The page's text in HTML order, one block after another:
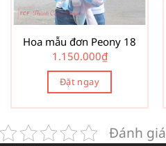
Hoa mẫu đơn Peony 18
1.150.000₫
Đặt ngay
Đánh giá